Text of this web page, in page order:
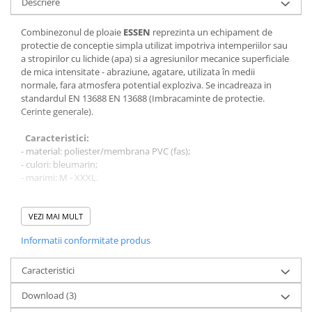
Bocanci
Bocanci outdoor
Bocanci de lucru O1
Bocanci de protecție OB
Bocanci de lucru O2
Bocanci de protecție S1
Bocanci de protecție S2
Bocanci de protecție S3
Cizme
Cizme de lucru OB
Cizme de lucru O4/O5
Cizme de protecție S3
Cizme de protecție S4
Cizme de protecție S5
Combinezonul de ploaie ESSEN reprezinta un echipament de
protectie de conceptie simpla utilizat impotriva intemperiilor sau
a stropirilor cu lichide (apa) si a agresiunilor mecanice superficiale
de mica intensitate - abraziune, agatare, utilizata în medii
normale, fara atmosfera potential exploziva. Se incadreaza in
standardul EN 13688 EN 13688 (Imbracaminte de protectie.
Cerinte generale).
Caracteristici:
- material: poliester/membrana PVC (fas);
- culori: bleumarin;
- marimi: M - XXXL.
Compus din:
- gluga nedetasabila;
terminate cu tiv si buton de ajustare pe mana.
Instructiuni de curatare:
- curatarea se realizeaza cu o carpa inmuiata in solutie de apa cu
detergenti universali;
VEZI MAI MULT
Informatii conformitate produs
Caracteristici
Download (3)